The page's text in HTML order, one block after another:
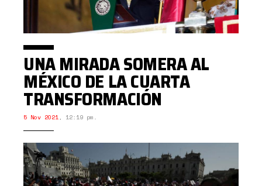
UNA MIRADA SOMERA AL
MÉXICO DE LA CUARTA
TRANSFORMACIÓN
5 Nov 2021, 12:19 pm.